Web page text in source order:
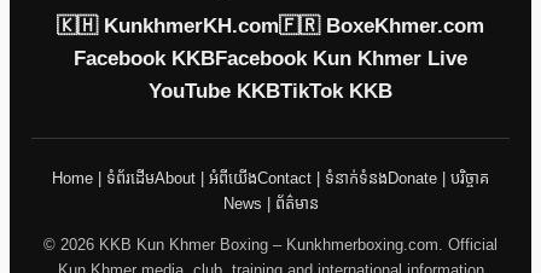
🇰🇭 KunkhmerKH.com🇫🇷 BoxeKhmer.com
Facebook KKBFacebook Kun Khmer Live
YouTube KKBTikTok KKB
Home | ទំព័រដើមAbout | អំពីយើងContact | ទំនាក់ទំនង Donate | បរិច្ចាគ
News | ព័ត៌មាន
© 2026 KKB Kun Khmer Boxing – Kunkhmerboxing.com. Official